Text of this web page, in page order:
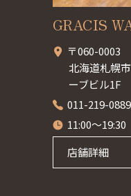
GRACIS
〒060-0003
北海道札幌
ーブビル1F
011-219-0889
11:00～19:30
店舗詳細